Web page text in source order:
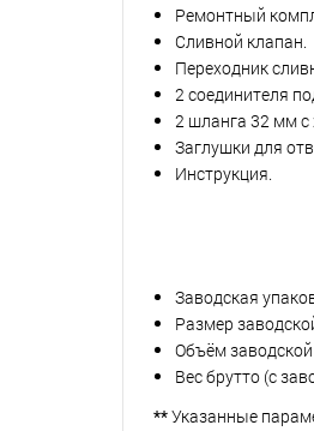
Ремонтный
Сливной клапан.
Переходник
2 соединителя
2 шланга 32 мм
Заглушки для
Инструкция.
Заводская
Размер
Объём
Вес брутто (с
**Указанные